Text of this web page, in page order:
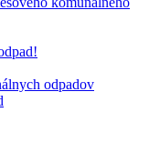
odpadov